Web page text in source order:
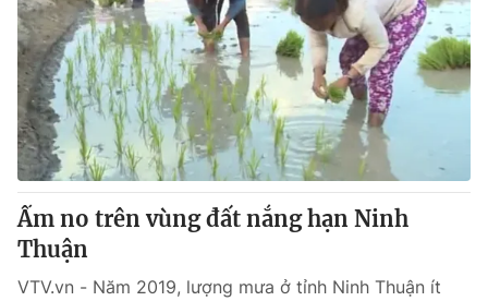
Ấm no trên vùng đất nắng hạn Ninh
Thuận
VTV.vn - Năm 2019, lượng mưa ở tỉnh Ninh Thuận ít